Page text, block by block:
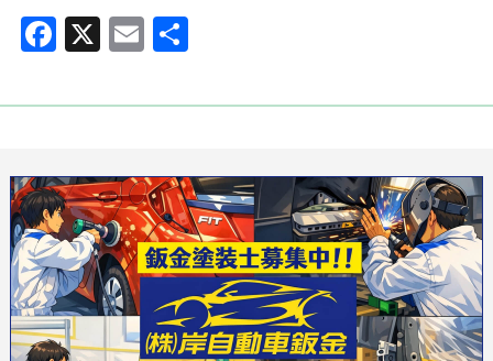
Facebook
X Email